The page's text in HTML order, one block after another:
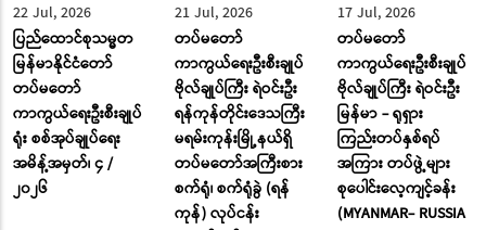
22 Jul, 2026
ပြည်ထောင်စုသမ္မတ
မြန်မာနိုင်ငံတော်
တပ်မတော်
ကာကွယ်ရေးဦးစီးချုပ်
ရုံး စစ်အုပ်ချုပ်ရေး
အမိန့်အမှတ်၊ ၄ /
၂၀၂၆
21 Jul, 2026
တပ်မတော်
ကာကွယ်ရေးဦးစီးချုပ်
ဗိုလ်ချုပ်ကြီး ရဲဝင်းဦး
ရန်ကုန်တိုင်းဒေသကြီး
မရမ်းကုန်းမြို့နယ်ရှိ
တပ်မတော်အကြီးစား
စက်ရုံ၊ စက်ရုံခွဲ (ရန်
ကုန်) လုပ်ငန်း
17 Jul, 2026
တပ်မတော်
ကာကွယ်ရေးဦးစီးချုပ်
ဗိုလ်ချုပ်ကြီး ရဲဝင်းဦး
မြန်မာ - ရုရှား
ကြည်းတပ်နှစ်ရပ်
အကြား တပ်ဖွဲ့များ
စုပေါင်းလေ့ကျင့်ခန်း
(MYANMAR- RUSSIA